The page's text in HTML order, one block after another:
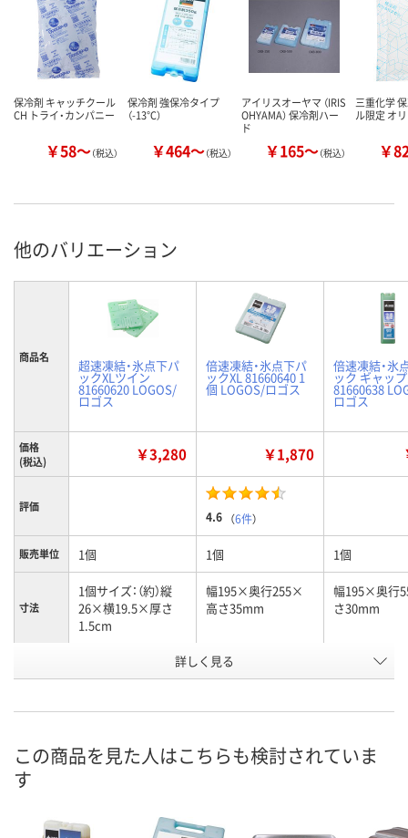
保冷剤 キャッチクール
CH トライ・カンパニー
￥58～（税込）
保冷剤 強保冷タイプ
（-13℃）
￥464～（税込）
アイリスオーヤマ （IRIS
OHYAMA） 保冷剤ハー
ド
￥165～（税込）
三重化学
ル限定 オ
￥
他のバリエーション
商品名 超速凍結・氷点下パ
ックXLツイン
81660620 LOGOS/
ロゴス
倍速凍結・氷点下パ
ックXL 81660640 1
個 LOGOS/ロゴス
倍速凍結・氷
ック ギャッ
81660638
ロゴス
価格
(税込)
￥3,280 ￥1,870
評価
4.6 （6件）
販売単位 1個 1個 1個
寸法
1個サイズ：（約）縦
26×横19.5×厚さ
1.5cm
幅195×奥行255×
高さ35mm
幅195×奥行
さ30mm
9624703 AXR8050
8月9日（日）
カゴへ カ
詳しく見る
この商品を見た人はこちらも検討されていま
す